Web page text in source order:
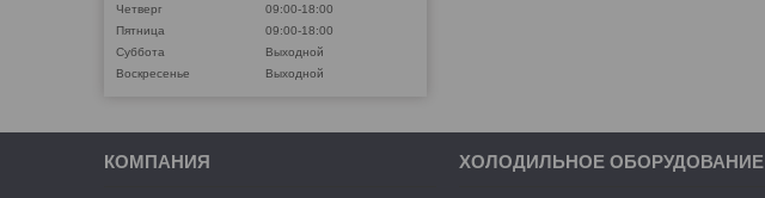
Четверг
09:00-18:00
Пятница
09:00-18:00
Суббота
Выходной
Воскресенье
Выходной
КОМПАНИЯ ХОЛОДИЛЬНОЕ ОБОРУДОВАНИЕ